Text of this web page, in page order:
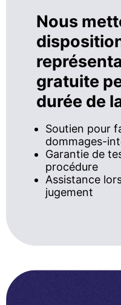
Nous
gratuite
durée de
Soutien pour
dommages-
Garantie de
procédure
Assistance
jugement